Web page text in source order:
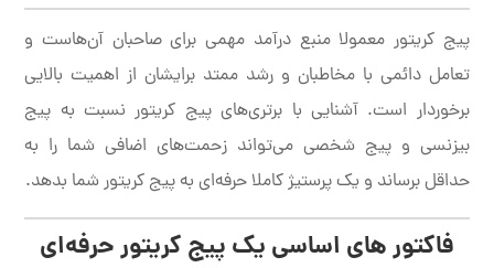
پیج کریتور معمولا منبع درآمد مهمی برای صاحبان آن‌هاست و
تعامل دائمی با مخاطبان و رشد ممتد برایشان از اهمیت بالایی
برخوردار است. آشنایی با برتری‌های پیج کریتور نسبت به پیج
بیزنسی و پیج شخصی می‌تواند زحمت‌های اضافی شما را به
حداقل برساند و یک پرستیژ کاملا حرفه‌ای به پیج کریتور شما بدهد.
فاکتور های اساسی یک پیج کریتور حرفه‌ای